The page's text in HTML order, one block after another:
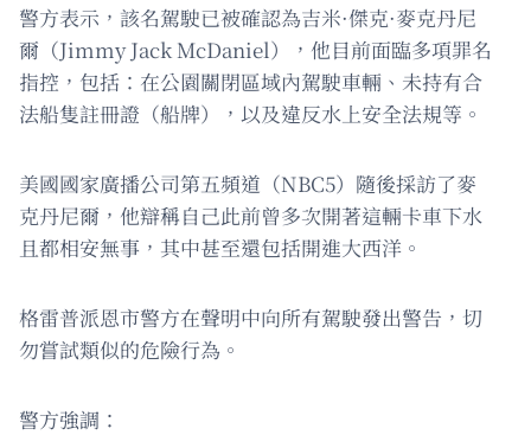
警方表示，該名駕駛已被確認為吉米·傑克·麥克丹尼
爾（Jimmy Jack McDaniel），他目前面臨多項罪名
指控，包括：在公園關閉區域內駕駛車輛、未持有合
法船隻註冊證（船牌），以及違反水上安全法規等。
美國國家廣播公司第五頻道（NBC5）隨後採訪了麥
克丹尼爾，他辯稱自己此前曾多次開著這輛卡車下水
且都相安無事，其中甚至還包括開進大西洋。
格雷普派恩市警方在聲明中向所有駕駛發出警告，切
勿嘗試類似的危險行為。
警方強調：